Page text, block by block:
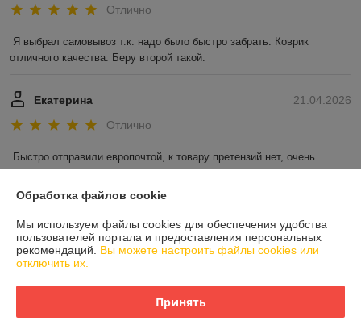
Отлично
Я выбрал самовывоз т.к. надо было быстро забрать. Коврик
отличного качества. Беру второй такой.
21.04.2026
Екатерина
Отлично
Быстро отправили европочтой, к товару претензий нет, очень
Обязательно снова вернусь в этот интернет-магазин
Показать все отзывы
Обработка файлов cookie
Мы используем файлы cookies для обеспечения удобства
пользователей портала и предоставления персональных
рекомендаций. Вы можете настроить файлы cookies или
отключить их.
Принять